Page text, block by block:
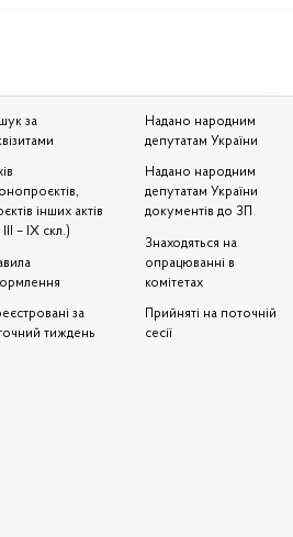
за
інших актів
III – IX скл.)
за
тиждень
Надано народним
депутатам України
Надано народним
депутатам України
документів до ЗП
Знаходяться на
опрацюванні в
комітетах
Прийняті на поточній
сесії